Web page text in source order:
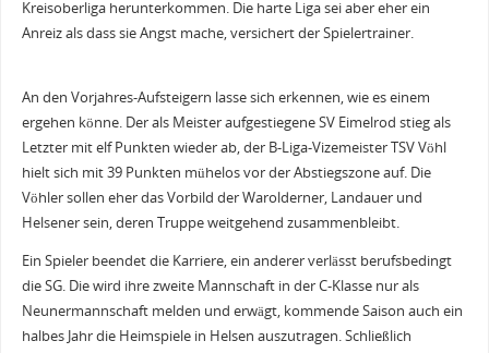
Kreisoberliga herunterkommen. Die harte Liga sei aber eher ein
Anreiz als dass sie Angst mache, versichert der Spielertrainer.
An den Vorjahres-Aufsteigern lasse sich erkennen, wie es einem
ergehen könne. Der als Meister aufgestiegene SV Eimelrod stieg als
Letzter mit elf Punkten wieder ab, der B-Liga-Vizemeister TSV Vöhl
hielt sich mit 39 Punkten mühelos vor der Abstiegszone auf. Die
Vöhler sollen eher das Vorbild der Warolderner, Landauer und
Helsener sein, deren Truppe weitgehend zusammenbleibt.
Ein Spieler beendet die Karriere, ein anderer verlässt berufsbedingt
die SG. Die wird ihre zweite Mannschaft in der C-Klasse nur als
Neunermannschaft melden und erwägt, kommende Saison auch ein
halbes Jahr die Heimspiele in Helsen auszutragen. Schließlich